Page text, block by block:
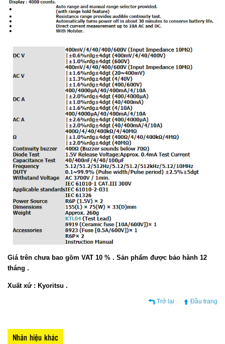
Giá trên chưa bao gồm VAT 10 % . Sản phẩm được bảo hành 12
tháng .
Xuất xứ : Kyoritsu .
Trở lại Đầu trang
Nhãn hiệu khác